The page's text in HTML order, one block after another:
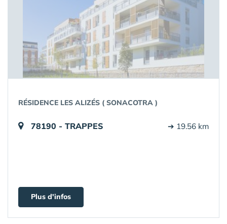
RÉSIDENCE LES ALIZÉS ( SONACOTRA )
78190 - TRAPPES ➔ 19.56 km
Plus d'infos